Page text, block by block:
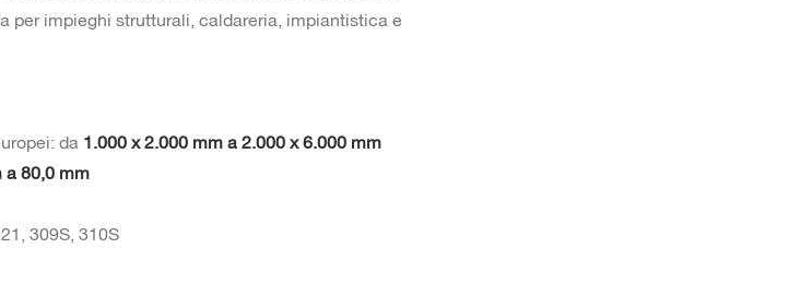
per impieghi strutturali, caldareria, impiantistica e
da 1.000 x 2.000 mm a 2.000 x 6.000 mm
a 80,0 mm
309S, 310S